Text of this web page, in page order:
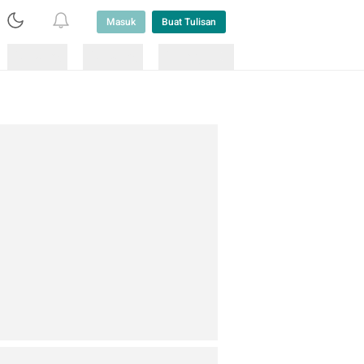
Masuk Buat Tulisan